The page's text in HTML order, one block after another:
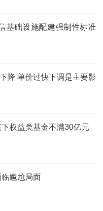
基础设施配建强制性标准
降 单价过快下调是主要影
权益类基金不满30亿元
尴尬局面